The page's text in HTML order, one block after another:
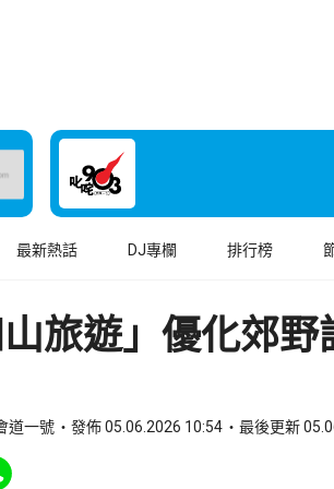
最新熱話 DJ專欄 排行榜
山旅遊」優化郊
道一號 發佈 05.06.2026 10:54 最後更新
to WhatsApp